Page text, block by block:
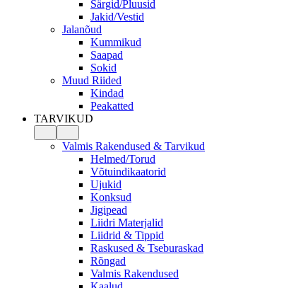
Särgid/Pluusid
Jakid/Vestid
Jalanõud
Kummikud
Saapad
Sokid
Muud Riided
Kindad
Peakatted
TARVIKUD
Valmis Rakendused & Tarvikud
Helmed/Torud
Võtuindikaatorid
Ujukid
Konksud
Jigipead
Liidri Materjalid
Liidrid & Tippid
Raskused & Tseburaskad
Rõngad
Valmis Rakendused